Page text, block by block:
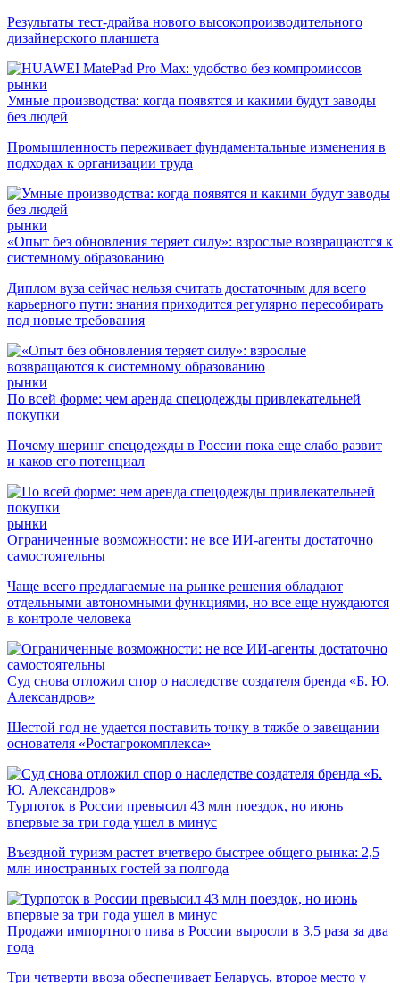
Результаты тест-драйва нового высокопроизводительного
дизайнерского планшета
рынки
Умные производства: когда появятся и какими будут заводы
без людей
Промышленность переживает фундаментальные изменения в
подходах к организации труда
рынки
«Опыт без обновления теряет силу»: взрослые возвращаются к
системному образованию
Диплом вуза сейчас нельзя считать достаточным для всего
карьерного пути: знания приходится регулярно пересобирать
под новые требования
рынки
По всей форме: чем аренда спецодежды привлекательней
покупки
Почему шеринг спецодежды в России пока еще слабо развит
и каков его потенциал
рынки
Ограниченные возможности: не все ИИ-агенты достаточно
самостоятельны
Чаще всего предлагаемые на рынке решения обладают
отдельными автономными функциями, но все еще нуждаются
в контроле человека
Суд снова отложил спор о наследстве создателя бренда «Б. Ю.
Александров»
Шестой год не удается поставить точку в тяжбе о завещании
основателя «Ростагрокомплекса»
Турпоток в России превысил 43 млн поездок, но июнь
впервые за три года ушел в минус
Въездной туризм растет вчетверо быстрее общего рынка: 2,5
млн иностранных гостей за полгода
Продажи импортного пива в России выросли в 3,5 раза за два
года
Три четверти ввоза обеспечивает Беларусь, второе место у